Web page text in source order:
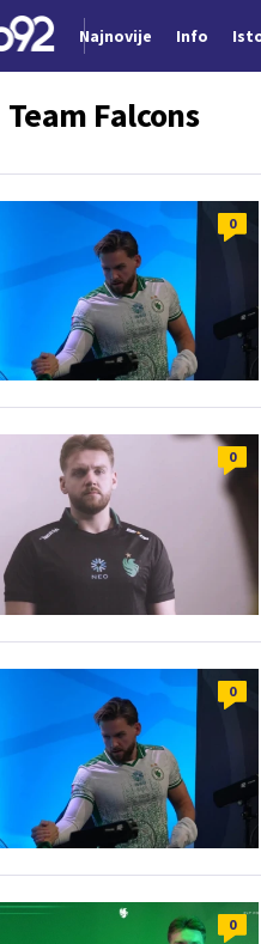
Najnovije Info
Team Falcons
0
0
0
0